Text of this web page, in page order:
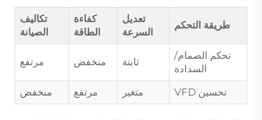
طريقة التحكم
تعديل
السرعة
كفاءة
الطاقة
تكاليف
الصيانة
تحكم الصمام/
السدادة
ثابتة منخفض مرتفع
تحسين VFD متغير مرتفع منخفض